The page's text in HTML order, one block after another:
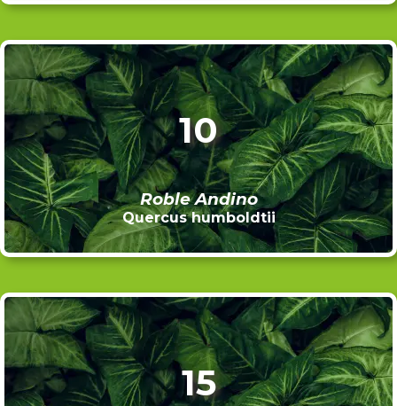
10
Roble Andino
Quercus humboldtii
15